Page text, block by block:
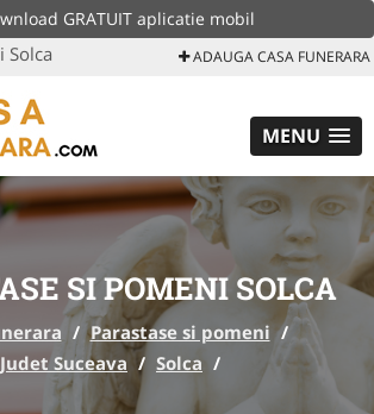
GRATUIT aplicatie mobil
Solca ADAUGA CASA FUNERARA
MENU
SI POMENI SOLCA
/ Parastase si pomeni /
Judet Suceava / Solca /